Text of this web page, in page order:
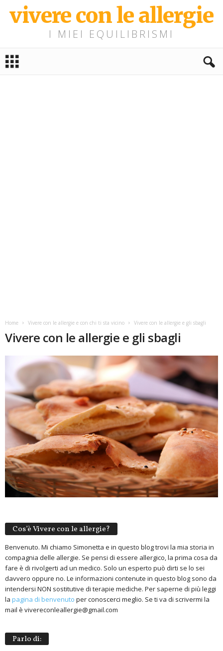
vivere con le allergie
I MIEI EQUILIBRISMI
Home Vivere con le allergie e con chi ti sta vicino Vivere con le allergie e gli sbagli
Vivere con le allergie e gli sbagli
Cos’è Vivere con le allergie?
Benvenuto. Mi chiamo Simonetta e in questo blog trovi la mia storia in
compagnia delle allergie. Se pensi di essere allergico, la prima cosa da
fare è di rivolgerti ad un medico. Solo un esperto può dirti se lo sei
davvero oppure no. Le informazioni contenute in questo blog sono da
intendersi NON sostitutive di terapie mediche. Per saperne di più leggi
la pagina di benvenuto per conoscerci meglio. Se ti va di scrivermi la
mail è vivereconleallergie@gmail.com
Parlo di: